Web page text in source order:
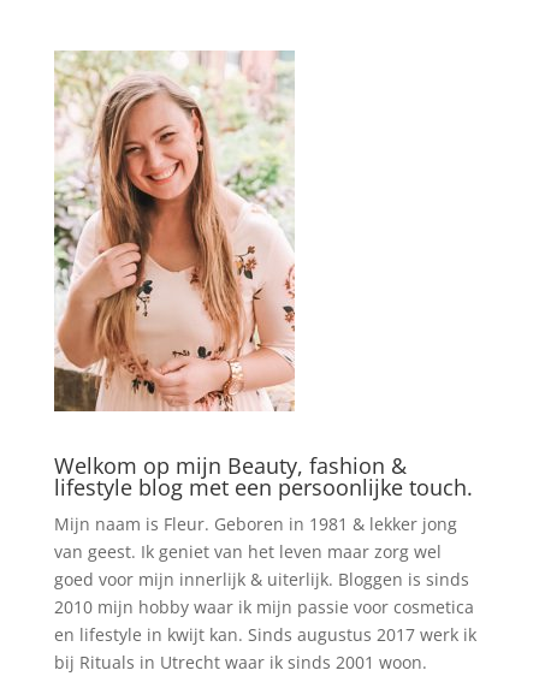
Welkom op mijn Beauty, fashion &
lifestyle blog met een persoonlijke touch.
Mijn naam is Fleur. Geboren in 1981 & lekker jong
van geest. Ik geniet van het leven maar zorg wel
goed voor mijn innerlijk & uiterlijk. Bloggen is sinds
2010 mijn hobby waar ik mijn passie voor cosmetica
en lifestyle in kwijt kan. Sinds augustus 2017 werk ik
bij Rituals in Utrecht waar ik sinds 2001 woon.